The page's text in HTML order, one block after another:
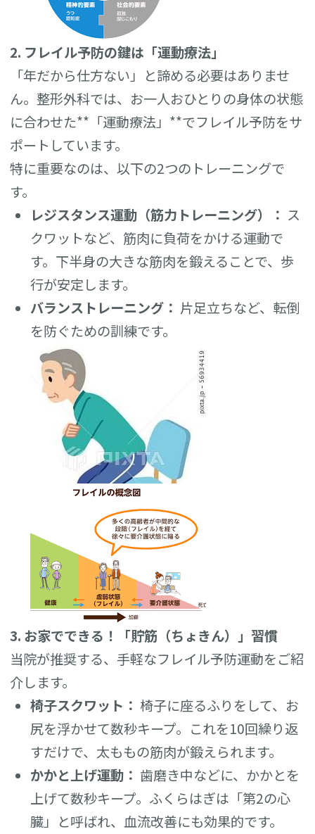
2. フレイル予防の鍵は「運動療法」
「年だから仕方ない」と諦める必要はありませ
ん。整形外科では、お一人おひとりの身体の状態
に合わせた**「運動療法」**でフレイル予防をサ
ポートしています。
特に重要なのは、以下の2つのトレーニングで
す。
レジスタンス運動（筋力トレーニング）： ス
クワットなど、筋肉に負荷をかける運動で
す。下半身の大きな筋肉を鍛えることで、歩
行が安定します。
バランストレーニング： 片足立ちなど、転倒
を防ぐための訓練です。
3. お家でできる！「貯筋（ちょきん）」習慣
当院が推奨する、手軽なフレイル予防運動をご紹
介します。
椅子スクワット： 椅子に座るふりをして、お
尻を浮かせて数秒キープ。これを10回繰り返
すだけで、太ももの筋肉が鍛えられます。
かかと上げ運動： 歯磨き中などに、かかとを
上げて数秒キープ。ふくらはぎは「第2の心
臓」と呼ばれ、血流改善にも効果的です。